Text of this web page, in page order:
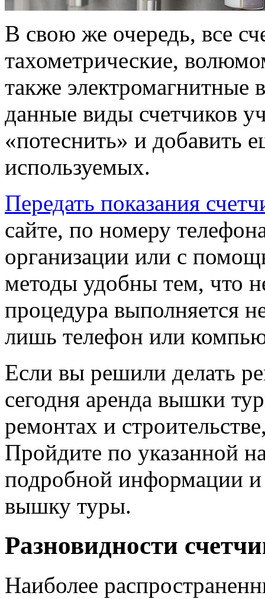
В свою же очередь, все
тахометрические,
также электромагнитные
данные виды счетчиков
«потеснить» и добавить
используемых.
Передать показания
сайте, по номеру
организации или с
методы удобны тем, что
процедура выполняется
лишь телефон или
Если вы решили делать
сегодня аренда вышки
ремонтах и
Пройдите по указанной
подробной информации и
вышку туры.
Разновидности
Наиболее